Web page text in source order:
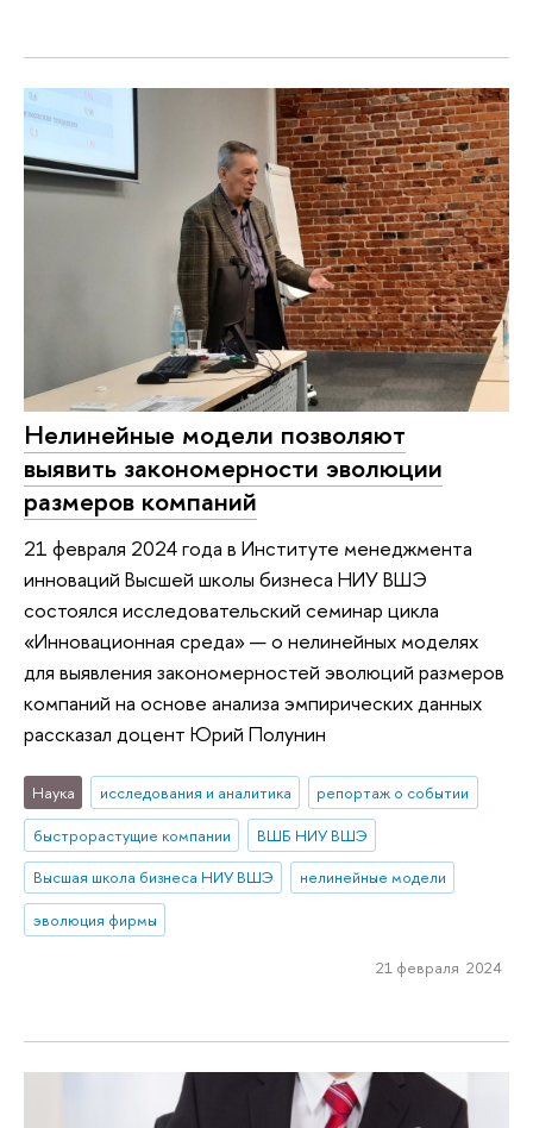
Нелинейные модели позволяют
выявить закономерности эволюции
размеров компаний
21 февраля 2024 года в Институте менеджмента
инноваций Высшей школы бизнеса НИУ ВШЭ
состоялся исследовательский семинар цикла
«Инновационная среда» — о нелинейных моделях
для выявления закономерностей эволюций размеров
компаний на основе анализа эмпирических данных
рассказал доцент Юрий Полунин
Наука исследования и аналитика
репортаж о событии
быстрорастущие компании
ВШБ НИУ ВШЭ
Высшая школа бизнеса НИУ ВШЭ
нелинейные модели
эволюция фирмы
21 февраля 2024